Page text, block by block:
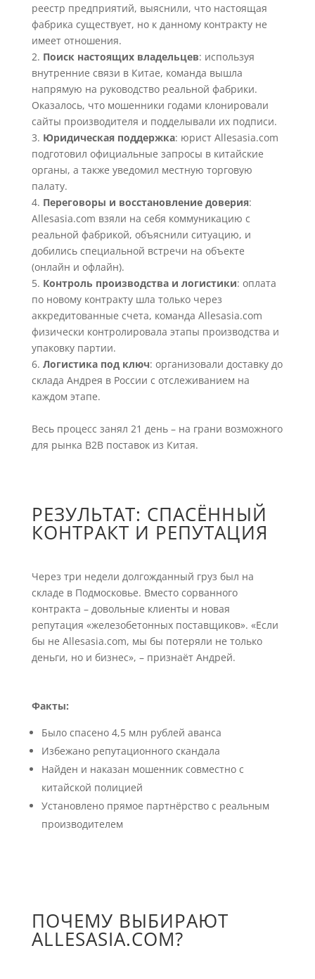
реестр предприятий, выяснили, что настоящая
фабрика существует, но к данному контракту не
имеет отношения.
Поиск настоящих владельцев: используя
внутренние связи в Китае, команда вышла
напрямую на руководство реальной фабрики.
Оказалось, что мошенники годами клонировали
сайты производителя и подделывали их подписи.
Юридическая поддержка: юрист Allesasia.com
подготовил официальные запросы в китайские
органы, а также уведомил местную торговую
палату.
Переговоры и восстановление доверия:
Allesasia.com взяли на себя коммуникацию с
реальной фабрикой, объяснили ситуацию, и
добились специальной встречи на объекте
(онлайн и офлайн).
Контроль производства и логистики: оплата
по новому контракту шла только через
аккредитованные счета, команда Allesasia.com
физически контролировала этапы производства и
упаковку партии.
Логистика под ключ: организовали доставку до
склада Андрея в России с отслеживанием на
каждом этапе.
Весь процесс занял 21 день – на грани возможного
для рынка B2B поставок из Китая.
РЕЗУЛЬТАТ: СПАСЁННЫЙ
КОНТРАКТ И РЕПУТАЦИЯ
Через три недели долгожданный груз был на
складе в Подмосковье. Вместо сорванного
контракта – довольные клиенты и новая
репутация «железобетонных поставщиков». «Если
бы не Allesasia.com, мы бы потеряли не только
деньги, но и бизнес», – признаёт Андрей.
Факты:
Было спасено 4,5 млн рублей аванса
Избежано репутационного скандала
Найден и наказан мошенник совместно с
китайской полицией
Установлено прямое партнёрство с реальным
производителем
ПОЧЕМУ ВЫБИРАЮТ
ALLESASIA.COM?